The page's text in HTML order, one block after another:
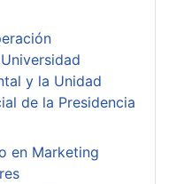
y la Unidad
de la Presidencia
en Marketing